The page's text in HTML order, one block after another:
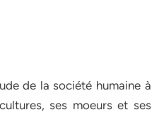
de la société humaine à
ses moeurs et ses